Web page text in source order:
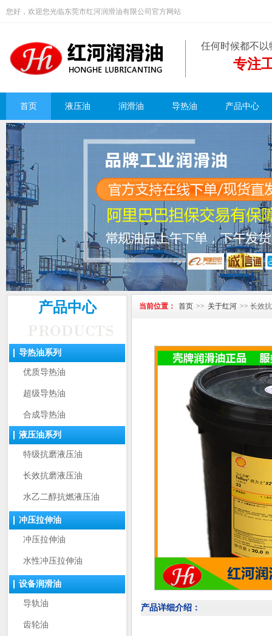
您好，欢迎您光临东莞市红河润滑油有限公司官方网站
任何时候都不
专注
首页 液压油 润滑油 导热油 产品中心
产品中心
导热油系列
优质导热油
超级导热油
合成导热油
液压油系列
特级抗磨液压油
长效抗磨液压油
水乙二醇抗燃液压油
冲压拉伸油
冲压拉伸油
水性冲压拉伸油
设备润滑油
导轨油
齿轮油
当前位置： 首页 >> 关于红河 >> 长效
产品详细介绍：